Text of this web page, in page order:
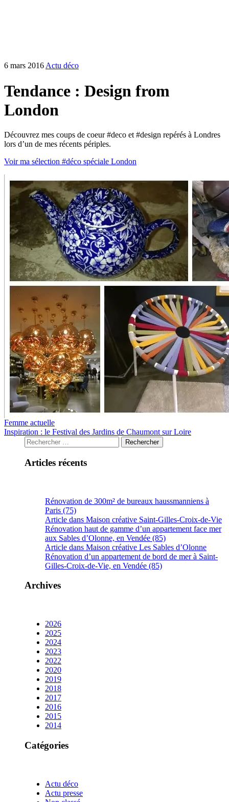
6 mars 2016Actu déco
Tendance : Design from
London
Découvrez mes coups de coeur ‪#‎deco‬ et ‪#‎design‬ repérés à Londres
lors d’un de mes récents périples.
Voir ma sélection #déco spéciale London
Femme actuelle
Inspiration : le Festival des Jardins de Chaumont sur Loire
Articles récents
Rénovation de 300m² de bureaux haussmanniens à
Paris (75)
Article dans Maison créative Saint-Gilles-Croix-de-Vie
Rénovation haut de gamme d’un appartement face mer
aux Sables d’Olonne, en Vendée (85)
Article dans Maison créative Les Sables d’Olonne
Rénovation d’un appartement de bord de mer à Saint-
Gilles-Croix-de-Vie, en Vendée (85)
Archives
2026
2025
2024
2023
2022
2020
2019
2018
2017
2016
2015
2014
Catégories
Actu déco
Actu presse